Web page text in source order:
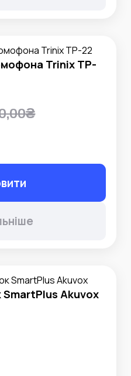
Trinix TP-
Akuvox